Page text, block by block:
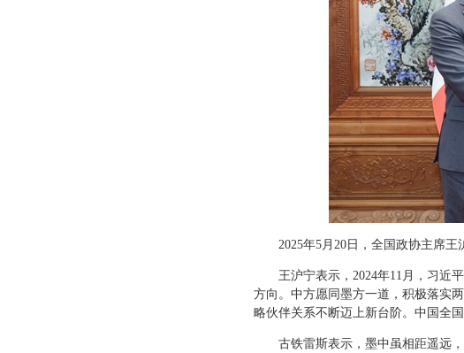
2025年5月20日，全国政协主席王
王沪宁表示，2024年11月，习近
方向。中方愿同墨方一道，积极落实
略伙伴关系不断迈上新台阶。中国全
古铁雷斯表示，墨中虽相距遥远